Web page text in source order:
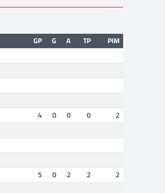
GP G A TP
PIM
4 0 0 0
2
5 0 2 2
2